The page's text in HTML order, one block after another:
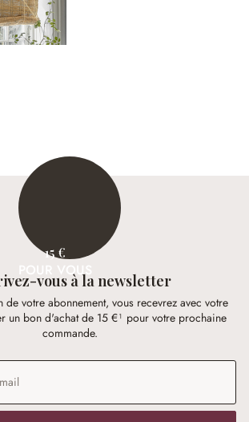
15 €
POUR VOUS
vous à la newsletter
votre abonnement, vous recevrez avec votre
un bon d'achat de 15 €¹ pour votre prochaine
commande.